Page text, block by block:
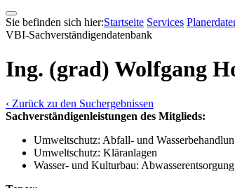
Sie befinden sich hier:Startseite Services
VBI-Sach­ver­stän­di­gen­daten­bank
Ing. (grad) Wolfgang
‹ Zurück zu den Suchergebnissen
Sachverständigenleistungen des Mitglieds:
Umweltschutz: Abfall- und
Umweltschutz: Kläranlagen
Wasser- und Kulturbau: Abwasserentsorgung